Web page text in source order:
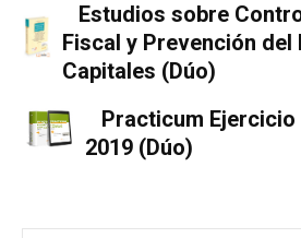
Estudios sobre
Fiscal y Prevención del
Capitales (Dúo)
Practicum
2019 (Dúo)